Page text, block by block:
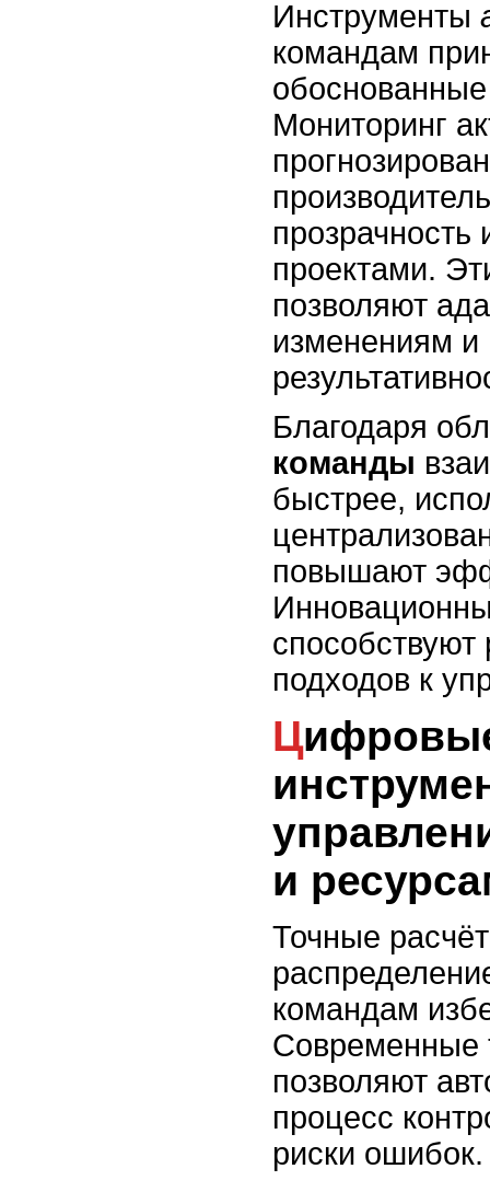
Инструменты
командам
Мониторинг
прозрачность
проектами.
позволяют
изменениям
Благодаря
команды
быстрее,
повышают
способствуют
подходов к
Цифровые
и
Точные
командам
Современные
позволяют
процесс
риски ошибок.